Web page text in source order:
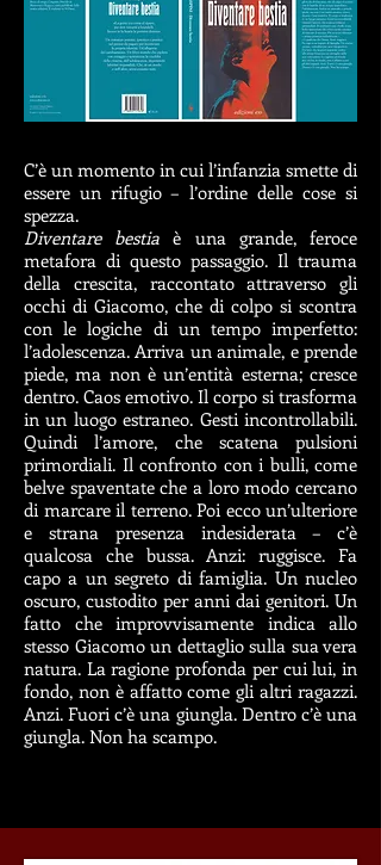
C’è un momento in cui l’infanzia smette di
essere un rifugio – l’ordine delle cose si
spezza.
Diventare bestia è una grande, feroce
metafora di questo passaggio. Il trauma
della crescita, raccontato attraverso gli
occhi di Giacomo, che di colpo si scontra
con le logiche di un tempo imperfetto:
l’adolescenza. Arriva un animale, e prende
piede, ma non è un’entità esterna; cresce
dentro. Caos emotivo. Il corpo si trasforma
in un luogo estraneo. Gesti incontrollabili.
Quindi l’amore, che scatena pulsioni
primordiali. Il confronto con i bulli, come
belve spaventate che a loro modo cercano
di marcare il terreno. Poi ecco un’ulteriore
e strana presenza indesiderata – c’è
qualcosa che bussa. Anzi: ruggisce. Fa
capo a un segreto di famiglia. Un nucleo
oscuro, custodito per anni dai genitori. Un
fatto che improvvisamente indica allo
stesso Giacomo un dettaglio sulla sua vera
natura. La ragione profonda per cui lui, in
fondo, non è affatto come gli altri ragazzi.
Anzi. Fuori c’è una giungla. ​Dentro c’è una
giungla. Non ha scampo.